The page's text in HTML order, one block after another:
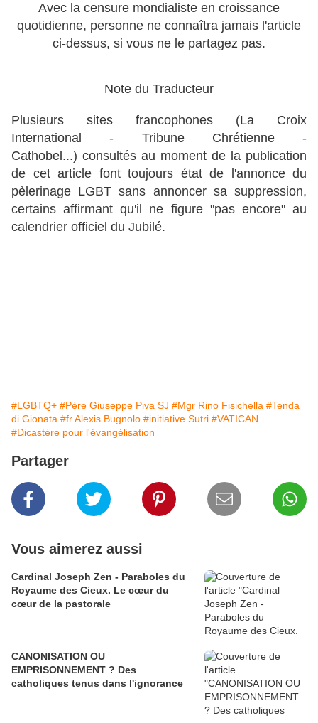
Avec la censure mondialiste en croissance
quotidienne, personne ne connaîtra jamais l'article
ci-dessus, si vous ne le partagez pas.
Note du Traducteur
Plusieurs sites francophones (La Croix
International - Tribune Chrétienne -
Cathobel...) consultés au moment de la publication
de cet article font toujours état de l'annonce du
pèlerinage LGBT sans annoncer sa suppression,
certains affirmant qu'il ne figure "pas encore" au
calendrier officiel du Jubilé.
#LGBTQ+ #Père Giuseppe Piva SJ #Mgr Rino Fisichella #Tenda
di Gionata #fr Alexis Bugnolo #initiative Sutri #VATICAN
#Dicastère pour l'évangélisation
Partager
Vous aimerez aussi
Cardinal Joseph Zen - Paraboles du
Royaume des Cieux. Le cœur du
cœur de la pastorale
CANONISATION OU
EMPRISONNEMENT ? Des
catholiques tenus dans l'ignorance